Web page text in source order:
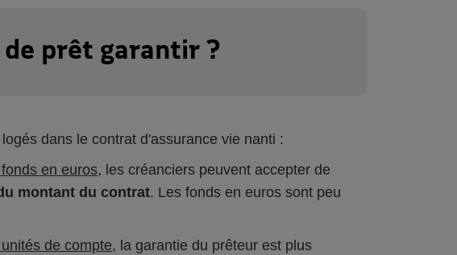
prêt garantir ?
dans le contrat d'assurance vie nanti :
en euros, les créanciers peuvent accepter de
montant du contrat. Les fonds en euros sont peu
de compte, la garantie du prêteur est plus